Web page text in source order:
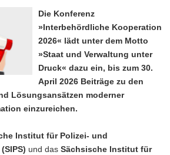
Die Konferenz
»Interbehördliche Kooperation
2026« lädt unter dem Motto
»Staat und Verwaltung unter
Druck« dazu ein, bis zum 30.
April 2026 Beiträge zu den
Lösungsansätzen moderner
einzureichen.
Institut für Polizei- und
und das Sächsische Institut für